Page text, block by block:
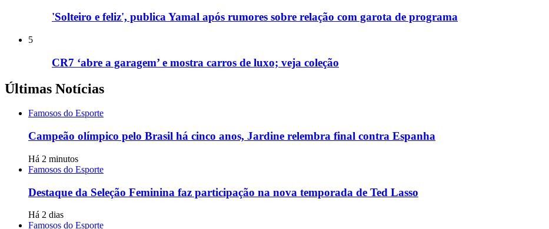
'Solteiro e feliz', publica Yamal após rumores sobre relação com garota de programa
5
CR7 ‘abre a garagem’ e mostra carros de luxo; veja coleção
Últimas Notícias
Famosos do Esporte
Campeão olímpico pelo Brasil há cinco anos, Jardine relembra final contra Espanha
Há 2 minutos
Famosos do Esporte
Destaque da Seleção Feminina faz participação na nova temporada de Ted Lasso
Há 2 dias
Famosos do Esporte